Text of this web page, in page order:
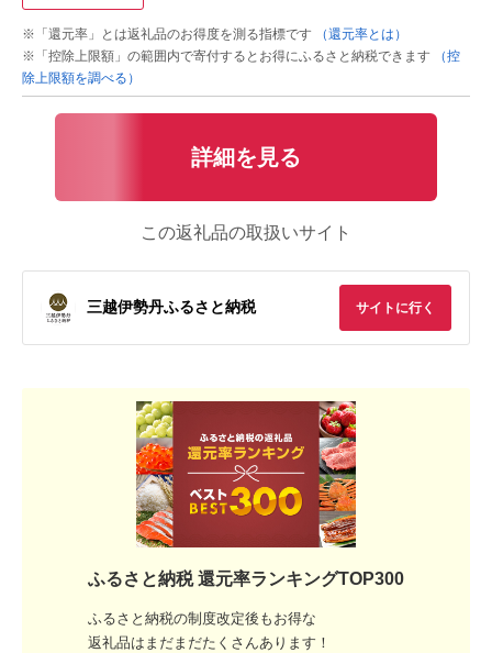
※「還元率」とは返礼品のお得度を測る指標です
（還元率とは）
※「控除上限額」の範囲内で寄付するとお得にふるさと納税できます
（控
除上限額を調べる）
詳細を見る
この返礼品の取扱いサイト
三越伊勢丹ふるさと納税 サイトに行く
ふるさと納税 還元率ランキングTOP300
ふるさと納税の制度改定後もお得な
返礼品はまだまだたくさんあります！